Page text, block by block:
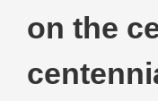
資料調閱申請
管理者登入
on the